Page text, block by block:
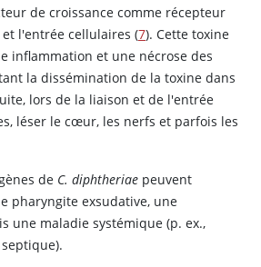
de croissance comme récepteur
l'entrée cellulaires (7). Cette toxine
inflammation et une nécrose des
la dissémination de la toxine dans
lors de la liaison et de l'entrée
léser le cœur, les nerfs et parfois les
de C. diphtheriae peuvent
pharyngite exsudative, une
une maladie systémique (p. ex.,